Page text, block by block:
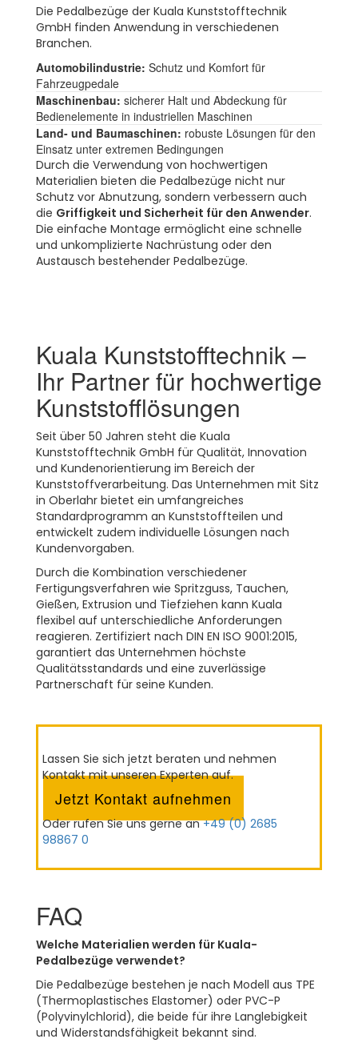
Die Pedalbezüge der Kuala Kunststofftechnik
GmbH finden Anwendung in verschiedenen
Branchen.
Automobilindustrie: Schutz und Komfort für
Fahrzeugpedale
Maschinenbau: sicherer Halt und Abdeckung für
Bedienelemente in industriellen Maschinen
Land- und Baumaschinen: robuste Lösungen für den
Einsatz unter extremen Bedingungen
Durch die Verwendung von hochwertigen
Materialien bieten die Pedalbezüge nicht nur
Schutz vor Abnutzung, sondern verbessern auch
die Griffigkeit und Sicherheit für den Anwender.
Die einfache Montage ermöglicht eine schnelle
und unkomplizierte Nachrüstung oder den
Austausch bestehender Pedalbezüge.
Kuala Kunststofftechnik –
Ihr Partner für hochwertige
Kunststofflösungen
Seit über 50 Jahren steht die Kuala
Kunststofftechnik GmbH für Qualität, Innovation
und Kundenorientierung im Bereich der
Kunststoffverarbeitung. Das Unternehmen mit Sitz
in Oberlahr bietet ein umfangreiches
Standardprogramm an Kunststoffteilen und
entwickelt zudem individuelle Lösungen nach
Kundenvorgaben.
Durch die Kombination verschiedener
Fertigungsverfahren wie Spritzguss, Tauchen,
Gießen, Extrusion und Tiefziehen kann Kuala
flexibel auf unterschiedliche Anforderungen
reagieren. Zertifiziert nach DIN EN ISO 9001:2015,
garantiert das Unternehmen höchste
Qualitätsstandards und eine zuverlässige
Partnerschaft für seine Kunden.
Lassen Sie sich jetzt beraten und nehmen
Kontakt mit unseren Experten auf.
Jetzt Kontakt aufnehmen
Oder rufen Sie uns gerne an+49 (0) 2685
98867 0
FAQ
Welche Materialien werden für Kuala-
Pedalbezüge verwendet?
Die Pedalbezüge bestehen je nach Modell aus TPE
(Thermoplastisches Elastomer) oder PVC-P
(Polyvinylchlorid), die beide für ihre Langlebigkeit
und Widerstandsfähigkeit bekannt sind.